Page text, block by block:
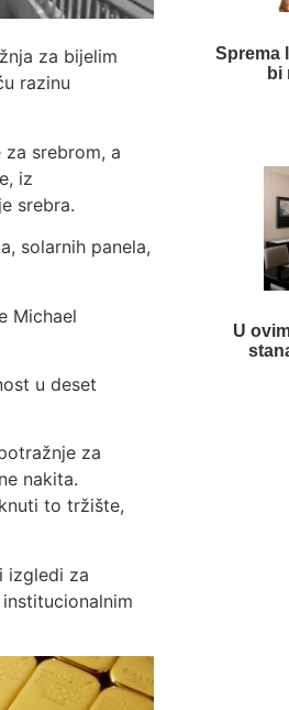
za bijelim
razinu
srebrom, a
iz
srebra.
solarnih panela,
Michael
u deset
za
nakita.
to tržište,
izgledi za
Sprema
bi
U